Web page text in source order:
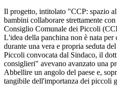
Il progetto, intitolato "CCP: spazio
bambini collaborare strettamente
Consiglio Comunale dei Piccoli
L'idea della panchina non è nata per
durante una vera e propria seduta
Piccoli convocata dal Sindaco, il
consiglieri" avevano avanzato una
Abbellire un angolo del paese e,
tangibile dell'importanza dei piccoli